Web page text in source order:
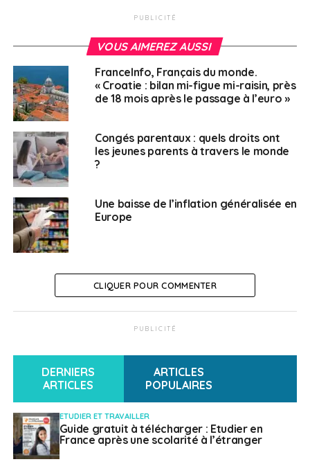
Arkello Avocats vous propose de faire le point sur
l’assiette de calcul des indemnités de départ des
salariés expatriés.
Cass. Soc., 14 octobre 2020, n° 19-12.275
Indemnités de départ des salariés expatriés : quelle
assiette pour les calculs ?
INDEMNITÉS
ZONE EURO
A SUIVRE
Un concours vidéo pour questionner le sexisme
Vivre ailleurs, sur RFI : “Célébration au Sénat de
la promotion 2022 des boursiers Excellence-
Major“
Français à l'étranger
PUBLICITÉ
VOUS AIMEREZ AUSSI
FranceInfo, Français du monde.
« Croatie : bilan mi-figue mi-raisin, près
de 18 mois après le passage à l’euro »
Congés parentaux : quels droits ont
les jeunes parents à travers le monde
?
Une baisse de l’inflation généralisée en
Europe
CLIQUER POUR COMMENTER
PUBLICITÉ
DERNIERS
ARTICLES
ARTICLES
POPULAIRES
ETUDIER ET TRAVAILLER
Guide gratuit à télécharger : Etudier en
France après une scolarité à l’étranger